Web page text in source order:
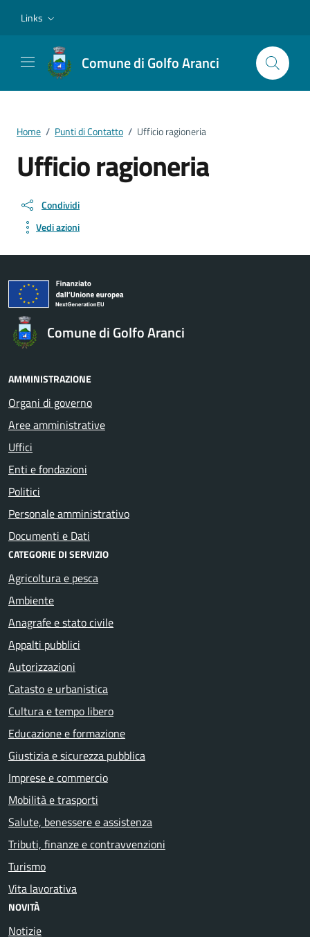
Links
Comune di Golfo Aranci
Home / Punti di Contatto / Ufficio ragioneria
Ufficio ragioneria
Condividi
Vedi azioni
Comune di Golfo Aranci
AMMINISTRAZIONE
Organi di governo
Aree amministrative
Uffici
Enti e fondazioni
Politici
Personale amministrativo
Documenti e Dati
CATEGORIE DI SERVIZIO
Agricoltura e pesca
Ambiente
Anagrafe e stato civile
Appalti pubblici
Autorizzazioni
Catasto e urbanistica
Cultura e tempo libero
Educazione e formazione
Giustizia e sicurezza pubblica
Imprese e commercio
Mobilità e trasporti
Salute, benessere e assistenza
Tributi, finanze e contravvenzioni
Turismo
Vita lavorativa
NOVITÀ
Notizie